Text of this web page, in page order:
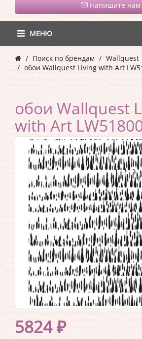
Напишите нам
МЕНЮ
Поиск по брендам Wallquest
обои Wallquest Living with Art
обои Wallquest
with Art
5824 ₽